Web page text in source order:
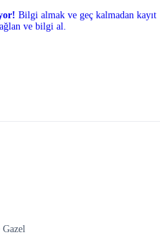
Bilgi almak ve geç kalmadan kayıt
ve bilgi al.